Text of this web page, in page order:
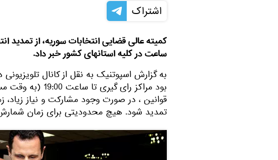
اشتراک
کمیته عالی قضایی انتخابات سوریه، از تمدید
ساعت در کلیه استانهای کشور خبر داد.
به گزارش اسپوتنیک به نقل از کانال تلویزیونی
بود مراکز رای
قوانین ، در صورت وجود مشارکت و نیاز
تمدید شود. هیچ محدودیتی برای زمان شمارش